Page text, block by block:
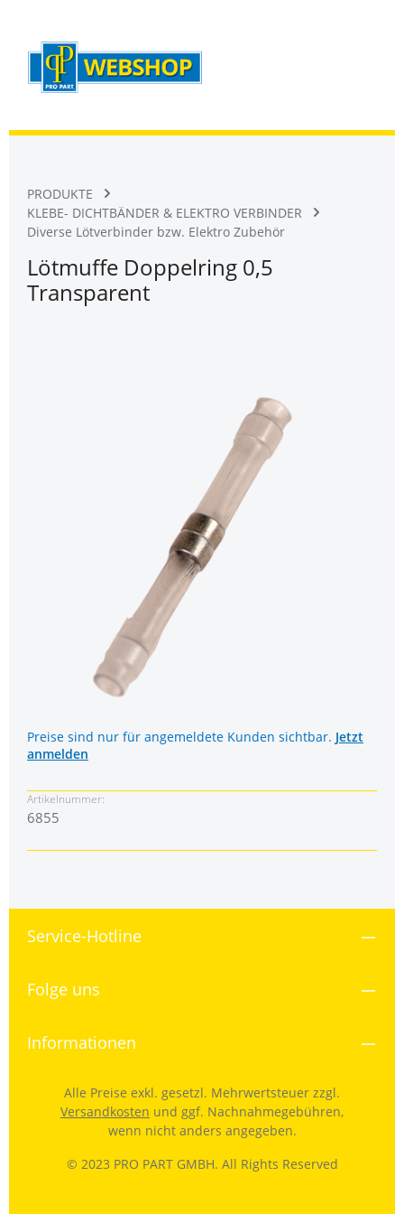
PRODUKTE
KLEBE- DICHTBÄNDER & ELEKTRO VERBINDER
Diverse Lötverbinder bzw. Elektro Zubehör
Lötmuffe Doppelring 0,5
Transparent
Preise sind nur für angemeldete Kunden sichtbar. Jetzt
anmelden
Artikelnummer:
6855
Service-Hotline
Folge uns
Informationen
© 2023 PRO PART GMBH. All Rights Reserved
Alle Preise exkl. gesetzl. Mehrwertsteuer zzgl.
Versandkosten und ggf. Nachnahmegebühren,
wenn nicht anders angegeben.